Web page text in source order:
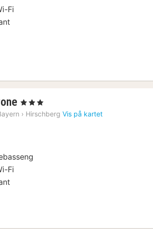
Fi
1
natt
, 3 Stjerner
› Hirschberg Vis på kartet
Fi